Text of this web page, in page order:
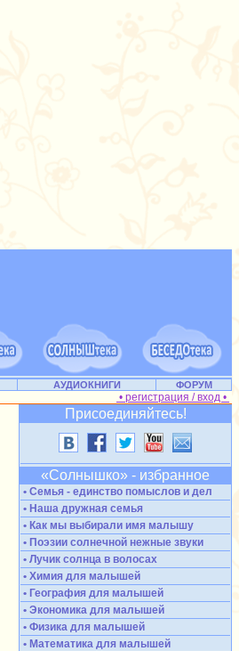
АУДИОКНИГИ ФОРУМ
• регистрация / вход •
Присоединяйтесь!
«Солнышко» - избранное
• Семья - единство помыслов и дел
• Наша дружная семья
• Как мы выбирали имя малышу
• Поэзии солнечной нежные звуки
• Лучик солнца в волосах
• Химия для малышей
• География для малышей
• Экономика для малышей
• Физика для малышей
• Математика для малышей